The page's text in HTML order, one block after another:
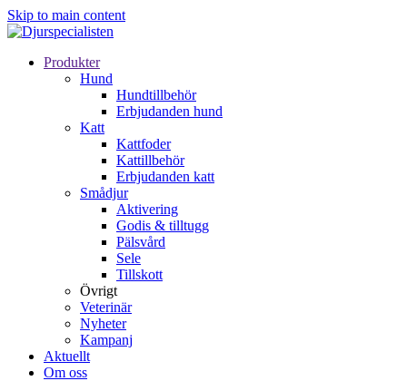
Skip to main content
Produkter
Hund
Hundtillbehör
Erbjudanden hund
Katt
Kattfoder
Kattillbehör
Erbjudanden katt
Smådjur
Aktivering
Godis & tilltugg
Pälsvård
Sele
Tillskott
Övrigt
Veterinär
Nyheter
Kampanj
Aktuellt
Om oss